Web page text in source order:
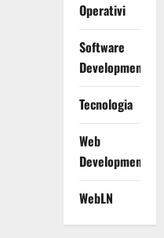
Operativi
Software
Development
Tecnologia
Web
Development
WebLN